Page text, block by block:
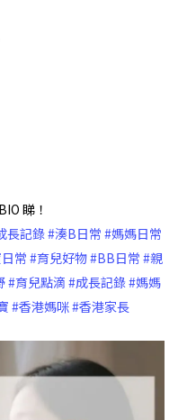
睇！
長記錄#湊B日常 #媽媽日常
常#育兒好物#BB日常 #親
#育兒點滴 #成長記錄#媽媽
#香港媽咪#香港家長